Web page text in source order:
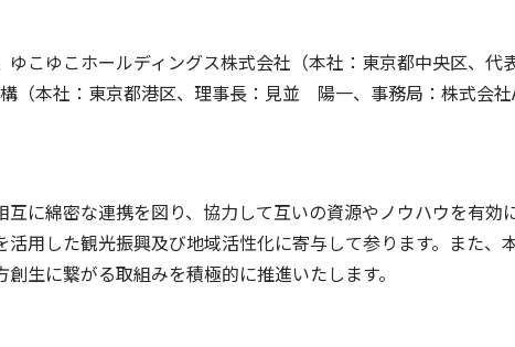
こゆこホールディングス株式会社（本社：東京都中央区、
（本社：東京都港区、理事長：見並 陽一、事務局：株式会
に綿密な連携を図り、協力して互いの資源やノウハウを有
用した観光振興及び地域活性化に寄与して参ります。また
生に繋がる取組みを積極的に推進いたします。